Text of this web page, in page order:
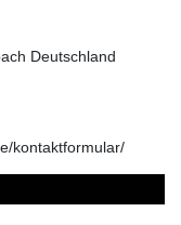
Deutschland
kontaktformular/